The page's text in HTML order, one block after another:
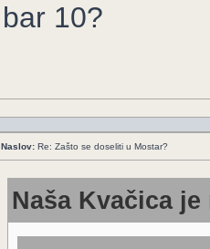
bar 10?
Naslov: Re: Zašto se doseliti u Mostar?
Naša Kvačica